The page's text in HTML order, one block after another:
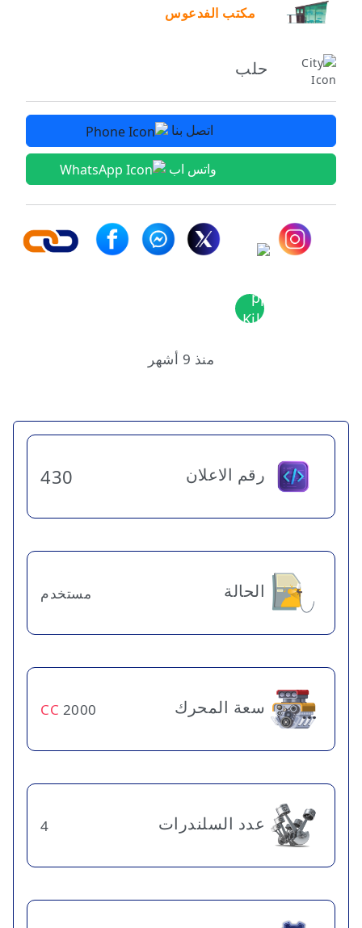
مكتب الفدعوس
حلب
اتصل بنا
واتس اب
منذ 9 أشهر
رقم الاعلان 430
الحالة مستخدم
سعة المحرك 2000
CC
عدد السلندرات 4